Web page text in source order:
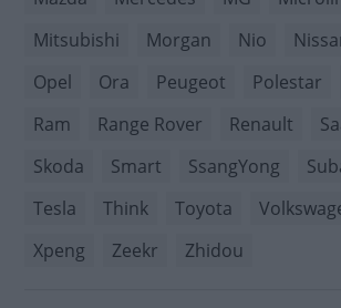
Mitsubishi
Morgan Nio
Opel
Ora Peugeot Polestar
Ram
Range Rover Renault
Skoda
Smart SsangYong
Tesla
Think Toyota
Xpeng
Zeekr Zhidou